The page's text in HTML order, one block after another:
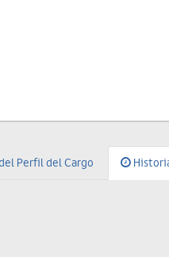
Perfil del Cargo